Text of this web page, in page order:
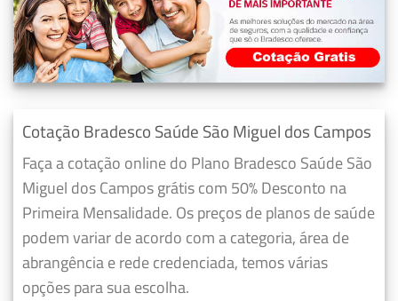
Cotação Bradesco Saúde São Miguel dos Campos
Faça a cotação online do Plano Bradesco Saúde São
Miguel dos Campos grátis com 50% Desconto na
Primeira Mensalidade. Os preços de planos de saúde
podem variar de acordo com a categoria, área de
abrangência e rede credenciada, temos várias
opções para sua escolha.